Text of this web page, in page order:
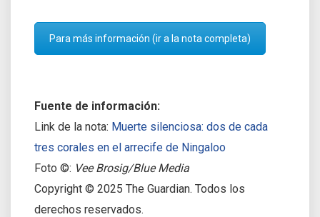
Para más información (ir a la nota completa)
Fuente de información:
Link de la nota: Muerte silenciosa: dos de cada
tres corales en el arrecife de Ningaloo
Foto ©: Vee Brosig/Blue Media
Copyright © 2025 The Guardian. Todos los
derechos reservados.